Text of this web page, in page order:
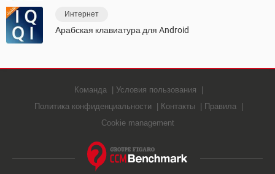
Интернет
Арабская клавиатура для Android
Команда
Условия пользования
Политика конфиденциальности
Контакты
Правила
Cookie management